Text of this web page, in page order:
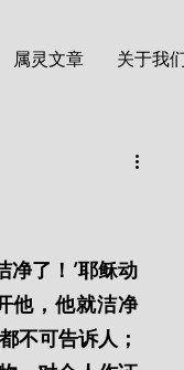
属灵文章 关于我
净了！’耶稣动
他，他就洁净
不可告诉人；